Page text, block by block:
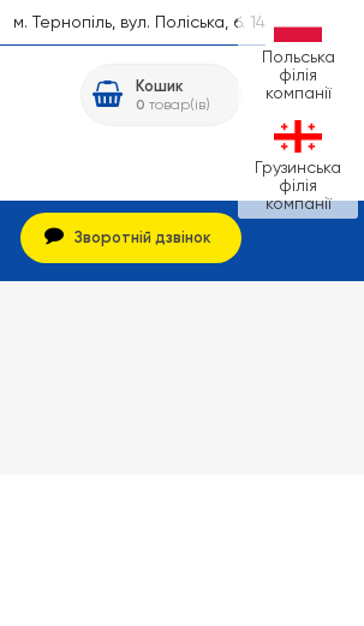
Польська
філія
компанії
Грузинська
філія
компанії
м. Тернопіль, вул. Поліська, б. 14
Кошик
0 товар(ів)
Зворотній дзвінок